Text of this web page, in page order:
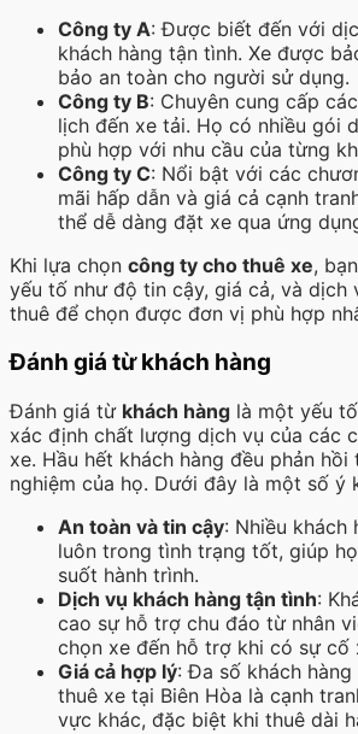
Công ty A: Được biết đến với
khách hàng tận tình. Xe được
bảo an toàn cho người sử dụng.
Công ty B: Chuyên cung cấp
lịch đến xe tải. Họ có nhiều gói
phù hợp với nhu cầu của từng
Công ty C: Nổi bật với các
mãi hấp dẫn và giá cả cạnh
thể dễ dàng đặt xe qua ứng
Khi lựa chọn công ty cho thuê xe,
yếu tố như độ tin cậy, giá cả, và dịch
thuê để chọn được đơn vị phù hợp
Đánh giá từ khách hàng
Đánh giá từ khách hàng là một yếu
xác định chất lượng dịch vụ của các
xe. Hầu hết khách hàng đều phản
nghiệm của họ. Dưới đây là một số ý
An toàn và tin cậy: Nhiều khách
luôn trong tình trạng tốt, giúp
suốt hành trình.
Dịch vụ khách hàng tận tình:
cao sự hỗ trợ chu đáo từ nhân
chọn xe đến hỗ trợ khi có sự cố
Giá cả hợp lý: Đa số khách
thuê xe tại Biên Hòa là cạnh
vực khác, đặc biệt khi thuê dài